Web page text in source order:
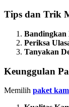
Tips dan Trik
Bandingkan
Periksa
Tanyakan
Keunggulan
Memilih paket